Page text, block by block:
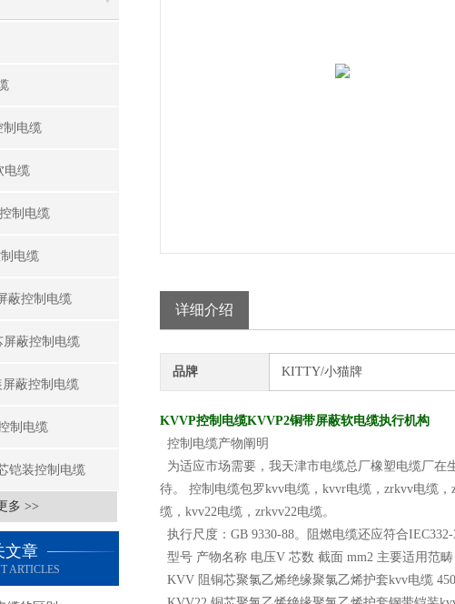
制电缆
电缆
制电缆
电缆
蔽控制电缆
屏蔽控制电缆
屏蔽控制电缆
制电缆
铠装控制电缆
多 >>
文章
ARTICLES
详细介绍
品牌 KITTY/小猫牌
KVVP控制电缆KVVP2铜带屏蔽软电缆执行机构
控制电缆产物阐明
为适应市场需要，我天津市电缆总厂橡塑电缆厂
待。 控制电缆包罗kvv电缆，kvvr电缆，zrkvv电缆
缆，kvv22电缆，zrkvv22电缆。
执行尺度：GB 9330-88。阻燃电缆还应符合
型号 产物名称 电压V 芯数 截面 mm2 主要适用范畴
KVV 阻铜芯聚氯乙烯绝缘聚氯乙烯护套kvv电缆